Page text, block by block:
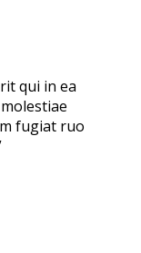
qui in ea
fugiat ruo